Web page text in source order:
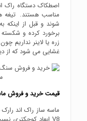
اصطکاک دستگاه راک
مناسب هستند. تیغه
شوند و قبل از اینکه
برخورد کرده و
زره یا لاینر نداریم
غشایی می شود که از
قیمت خرید و فروش
ماسه ساز راک اند